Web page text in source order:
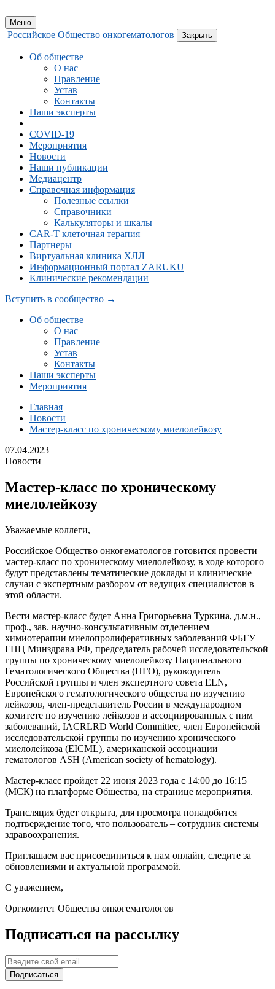
Меню
Российское Общество онкогематологов Закрыть
Об обществе
О нас
Правление
Устав
Контакты
Наши эксперты
COVID-19
Мероприятия
Новости
Наши публикации
Медиацентр
Справочная информация
Полезные ссылки
Справочники
Калькуляторы и шкалы
CAR-Т клеточная терапия
Партнеры
Виртуальная клиника ХЛЛ
Информационный портал ZARUKU
Клинические рекомендации
Вступить в сообщество →
Об обществе
О нас
Правление
Устав
Контакты
Наши эксперты
Мероприятия
Главная
Новости
Мастер-класс по хроническому миелолейкозу
07.04.2023
Новости
Мастер-класс по хроническому
миелолейкозу
Уважаемые коллеги,
Российское Общество онкогематологов готовится провести
мастер-класс по хроническому миелолейкозу, в ходе которого
будут представлены тематические доклады и клинические
случаи с экспертным разбором от ведущих специалистов в
этой области.
Вести мастер-класс будет Анна Григорьевна Туркина, д.м.н.,
проф., зав. научно-консультативным отделением
химиотерапии миелопролиферативных заболеваний ФБГУ
ГНЦ Минздрава РФ, председатель рабочей исследовательской
группы по хроническому миелолейкозу Национального
Гематологического Общества (НГО), руководитель
Российской группы и член экспертного совета ELN,
Европейского гематологического общества по изучению
лейкозов, член-представитель России в международном
комитете по изучению лейкозов и ассоциированных с ним
заболеваний, IACRLRD World Committee, член Европейской
исследовательской группы по изучению хронического
миелолейкоза (EICML), американской ассоциации
гематологов ASH (American society of hematology).
Мастер-класс пройдет 22 июня 2023 года с 14:00 до 16:15
(МСК) на платформе Общества, на странице мероприятия.
Трансляция будет открыта, для просмотра понадобится
подтверждение того, что пользователь – сотрудник системы
здравоохранения.
Приглашаем вас присоединиться к нам онлайн, следите за
обновлениями и актуальной программой.
С уважением,
Оргкомитет Общества онкогематологов
Подписаться на рассылку
Подписаться